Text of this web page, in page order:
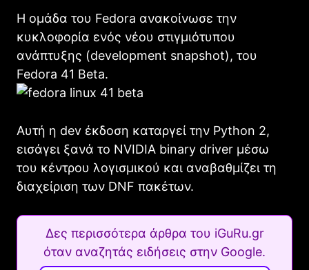
Η ομάδα του Fedora ανακοίνωσε την
κυκλοφορία ενός νέου στιγμιότυπου
ανάπτυξης (development snapshot), του
Fedora 41 Beta.
Αυτή η dev έκδοση καταργεί την Python 2,
εισάγει ξανά το NVIDIA binary driver μέσω
του κέντρου λογισμικού και αναβαθμίζει τη
διαχείριση των DNF πακέτων.
Δες περισσότερα άρθρα του iGuRu.gr
όταν αναζητάς ειδήσεις στην Google.